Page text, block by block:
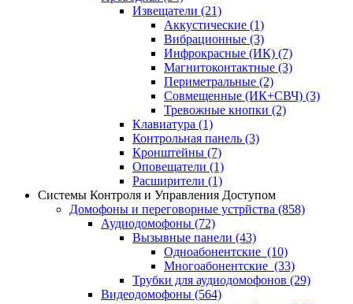
Извещатели (21)
Аккустические (1)
Вибрационные (3)
Инфрокрасные (ИК) (7)
Магнитоконтактные (3)
Периметральные (2)
Совмещенные (ИК+СВЧ) (3)
Тревожные кнопки (2)
Клавиатура (1)
Контрольная панель (3)
Кронштейны (7)
Оповещатели (1)
Расширители (1)
Системы Контроля и Управления Доступом
Домофоны и переговорные устрйства (858)
Аудиодомофоны (72)
Вызывные панели (43)
Одноабонентские (10)
Многоабонентские (33)
Трубки для аудиодомофонов (29)
Видеодомофоны (564)